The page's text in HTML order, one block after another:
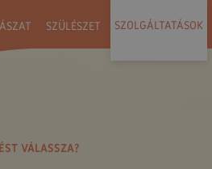
SZÜLÉSZET SZOLGÁLTATÁSOK
VÁLASSZA?